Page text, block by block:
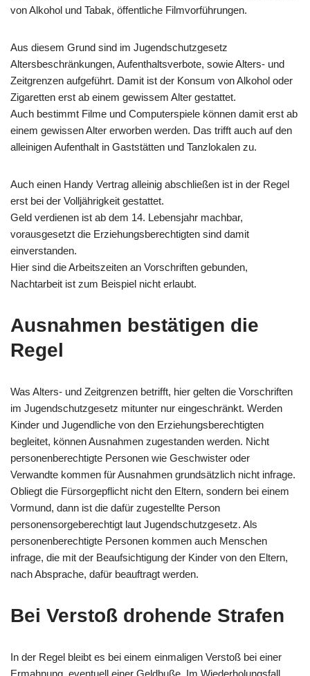
von Alkohol und Tabak, öffentliche Filmvorführungen.
Aus diesem Grund sind im Jugendschutzgesetz
Altersbeschränkungen, Aufenthaltsverbote, sowie Alters- und
Zeitgrenzen aufgeführt. Damit ist der Konsum von Alkohol oder
Zigaretten erst ab einem gewissem Alter gestattet.
Auch bestimmt Filme und Computerspiele können damit erst ab
einem gewissen Alter erworben werden. Das trifft auch auf den
alleinigen Aufenthalt in Gaststätten und Tanzlokalen zu.
Auch einen Handy Vertrag alleinig abschließen ist in der Regel
erst bei der Volljährigkeit gestattet.
Geld verdienen ist ab dem 14. Lebensjahr machbar,
vorausgesetzt die Erziehungsberechtigten sind damit
einverstanden.
Hier sind die Arbeitszeiten an Vorschriften gebunden,
Nachtarbeit ist zum Beispiel nicht erlaubt.
Ausnahmen bestätigen die
Regel
Was Alters- und Zeitgrenzen betrifft, hier gelten die Vorschriften
im Jugendschutzgesetz mitunter nur eingeschränkt. Werden
Kinder und Jugendliche von den Erziehungsberechtigten
begleitet, können Ausnahmen zugestanden werden. Nicht
personenberechtigte Personen wie Geschwister oder
Verwandte kommen für Ausnahmen grundsätzlich nicht infrage.
Obliegt die Fürsorgepflicht nicht den Eltern, sondern bei einem
Vormund, dann ist die dafür zugestellte Person
personensorgeberechtigt laut Jugendschutzgesetz. Als
personenberechtigte Personen kommen auch Menschen
infrage, die mit der Beaufsichtigung der Kinder von den Eltern,
nach Absprache, dafür beauftragt werden.
Bei Verstoß drohende Strafen
In der Regel bleibt es bei einem einmaligen Verstoß bei einer
Ermahnung, eventuell einer Geldbuße. Im Wiederholungsfall